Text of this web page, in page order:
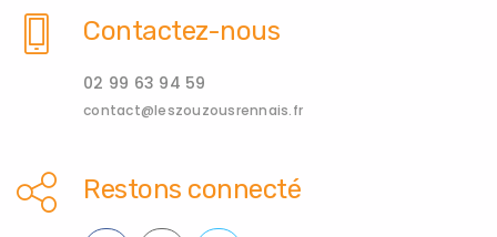
Contactez-nous
02 99 63 94 59
contact@leszouzousrennais.fr
Restons connecté